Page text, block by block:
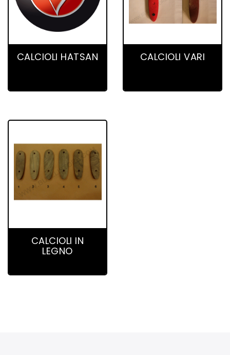
CALCIOLI HATSAN CALCIOLI VARI
CALCIOLI IN
LEGNO